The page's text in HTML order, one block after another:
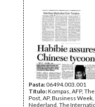
campanhas de violação
chinesas, reacção dos
religiosos, direitos civis,
proteção da minoria
Habibie, grupos de
Direitos Humanos e dos
Mulheres, EUA,
Carta de Direitos
minorias étnicas,
Nahdlatul Ulama
entre Abdurrahman
Soeryadjaya,
minoria chinesa, FMI,
económicas, impacto das
persecuções étnicas na
Pasta:06494.003.001
Título:Kompas, AFP,
Post, AP, Business Week,
Nederland, The